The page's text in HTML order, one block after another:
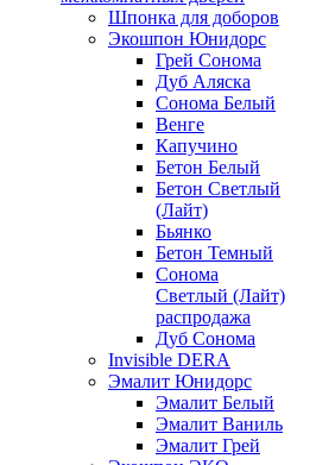
Шпонка для доборов
Экошпон Юнидорс
Грей Сонома
Дуб Аляска
Сонома Белый
Венге
Капучино
Бетон Белый
Бетон Светлый
(Лайт)
Бьянко
Бетон Темный
Сонома
Светлый (Лайт)
распродажа
Дуб Сонома
Invisible DERA
Эмалит Юнидорс
Эмалит Белый
Эмалит Ваниль
Эмалит Грей